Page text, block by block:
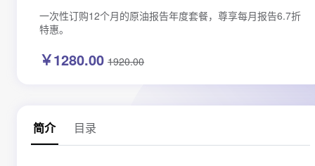
资讯
一次性订购12个月的原油报告年度套餐，尊享每月报告6.7折
特惠。
￥1280.00 1920.00
简介 目录